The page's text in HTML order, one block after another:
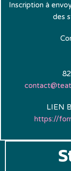
Inscription à
des
LIEN
https://